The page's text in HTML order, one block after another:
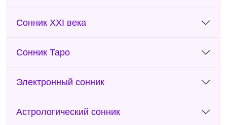
Сонник XXI века
Сонник Таро
Электронный сонник
Астрологический сонник